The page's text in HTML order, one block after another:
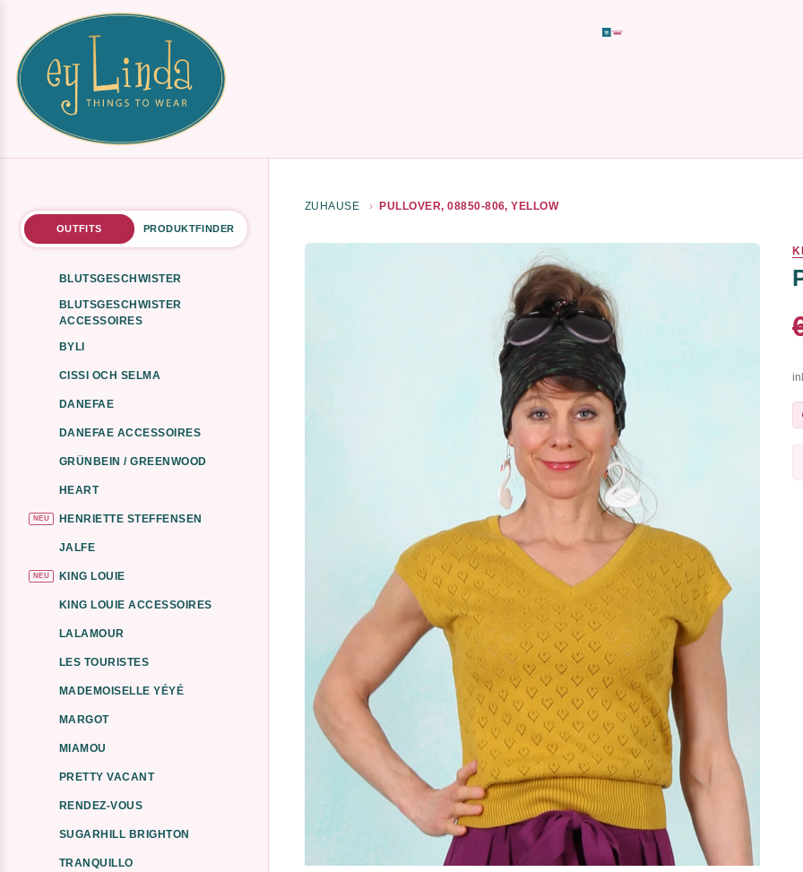
OUTFITS PRODUKTFINDER
BLUTSGESCHWISTER
BLUTSGESCHWISTER
ACCESSOIRES
BYLI
CISSI OCH SELMA
DANEFAE
DANEFAE ACCESSOIRES
GRÜNBEIN / GREENWOOD
HEART
NEU HENRIETTE STEFFENSEN
JALFE
NEU KING LOUIE
KING LOUIE ACCESSOIRES
LALAMOUR
LES TOURISTES
MADEMOISELLE YÉYÉ
MARGOT
MIAMOU
PRETTY VACANT
RENDEZ-VOUS
SUGARHILL BRIGHTON
TRANQUILLO
ZUHAUSE PULLOVER, 08850-806, YELLOW